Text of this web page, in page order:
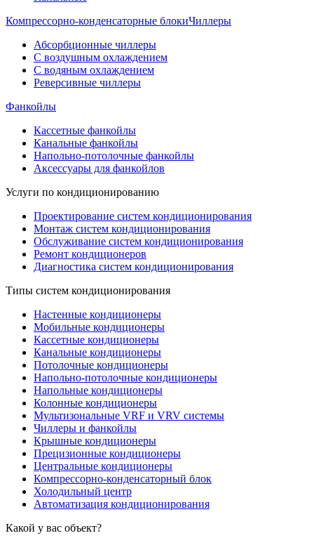
Компрессорно-конденсаторные блокиЧиллеры
Абсорбционные чиллеры
С воздушным охлаждением
С водяным охлаждением
Реверсивные чиллеры
Фанкойлы
Кассетные фанкойлы
Канальные фанкойлы
Напольно-потолочные фанкойлы
Аксессуары для фанкойлов
Услуги по кондиционированию
Проектирование систем кондиционирования
Монтаж систем кондиционирования
Обслуживание систем кондиционирования
Ремонт кондиционеров
Диагностика систем кондиционирования
Типы систем кондиционирования
Настенные кондиционеры
Мобильные кондиционеры
Кассетные кондиционеры
Канальные кондиционеры
Потолочные кондиционеры
Напольно-потолочные кондиционеры
Напольные кондиционеры
Колонные кондиционеры
Мультизональные VRF и VRV системы
Чиллеры и фанкойлы
Крышные кондиционеры
Прецизионные кондиционеры
Центральные кондиционеры
Компрессорно-конденсаторный блок
Холодильный центр
Автоматизация кондиционирования
Какой у вас объект?